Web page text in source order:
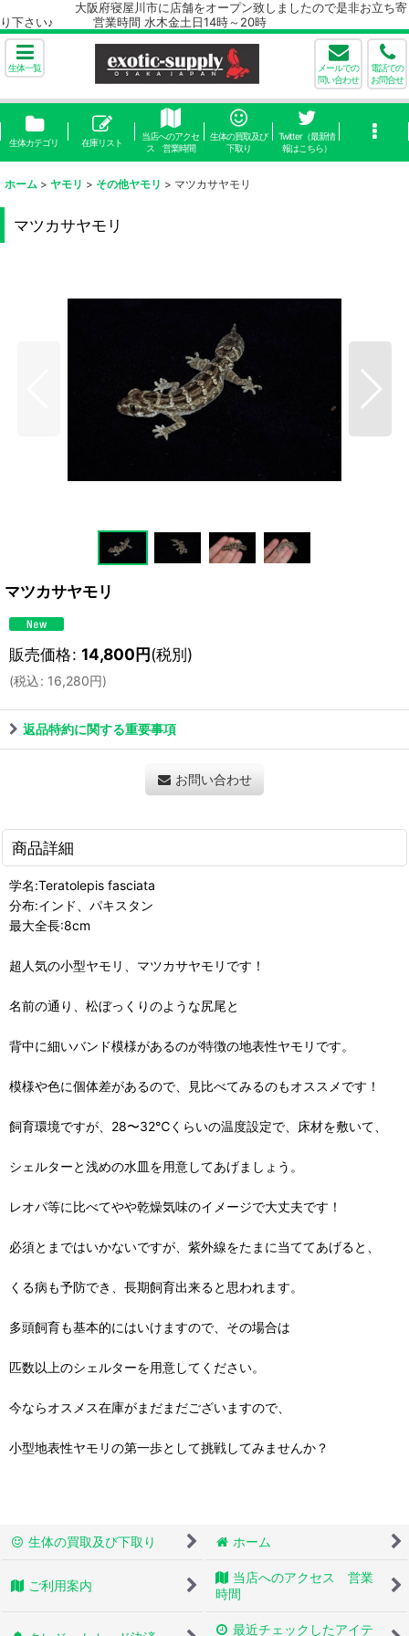
大阪府寝屋川市に店舗をオープン致しましたので是非お立ち寄
り下さい♪ 営業時間 水木金土日14時～20時
生体一覧
メールでの
問い合わせ
電話での
お問合せ
生体カテゴリ 在庫リスト
当店へのアクセ
ス 営業時間
生体の買取及び
下取り
Twitter（最新情
報はこちら）
ホーム > ヤモリ > その他ヤモリ > マツカサヤモリ
マツカサヤモリ
マツカサヤモリ
販売価格: 14,800円(税別)
(税込: 16,280円)
返品特約に関する重要事項
お問い合わせ
商品詳細
学名:Teratolepis fasciata
分布:インド、パキスタン
最大全長:8cm
超人気の小型ヤモリ、マツカサヤモリです！
名前の通り、松ぼっくりのような尻尾と
背中に細いバンド模様があるのが特徴の地表性ヤモリです。
模様や色に個体差があるので、見比べてみるのもオススメです！
飼育環境ですが、28〜32℃くらいの温度設定で、床材を敷いて、
シェルターと浅めの水皿を用意してあげましょう。
レオパ等に比べてやや乾燥気味のイメージで大丈夫です！
必須とまではいかないですが、紫外線をたまに当ててあげると、
くる病も予防でき、長期飼育出来ると思われます。
多頭飼育も基本的にはいけますので、その場合は
匹数以上のシェルターを用意してください。
今ならオスメス在庫がまだまだございますので、
小型地表性ヤモリの第一歩として挑戦してみませんか？
生体の買取及び下取り ホーム
ご利用案内
当店へのアクセス 営業
時間
最近チェックしたアイテ